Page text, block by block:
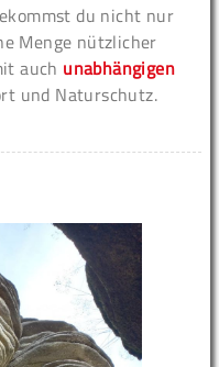
du nicht nur
Menge nützlicher
auch unabhängigen
und Naturschutz.